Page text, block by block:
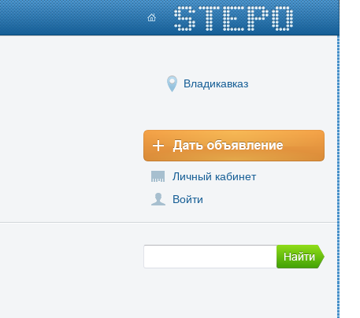
Владикавказ
Личный кабинет
Войти